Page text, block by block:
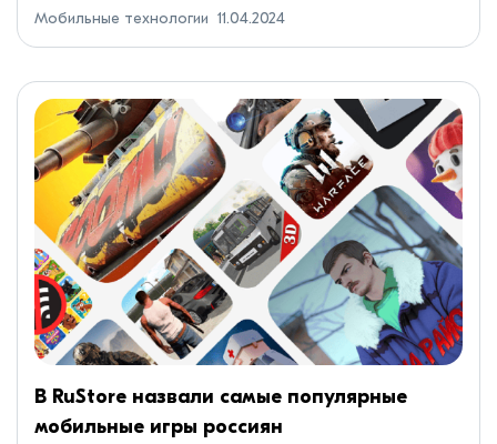
меню вкладка «Мои истории» переименована в
Мобильные технологии 11.04.2024
В RuStore назвали самые популярные
мобильные игры россиян